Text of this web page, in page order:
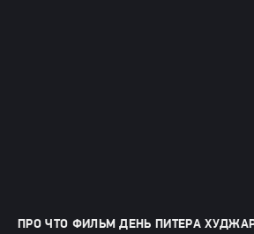
ПРО ЧТО ФИЛЬМ ДЕНЬ ПИТЕРА